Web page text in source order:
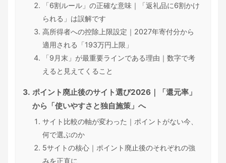
「6割ルール」の正確な意味｜「返礼品に6割かけ
られる」は誤解です
高所得者への控除上限設定｜2027年寄付分から
適用される「193万円上限」
「9月末」が最重要ラインである理由｜数字で考
えると見えてくること
ポイント廃止後のサイト選び2026｜「還元率」
から「使いやすさと独自施策」へ
サイト比較の軸が変わった｜ポイントがない今、
何で選ぶのか
5サイトの核心｜ポイント廃止後のそれぞれの強
みを正直に